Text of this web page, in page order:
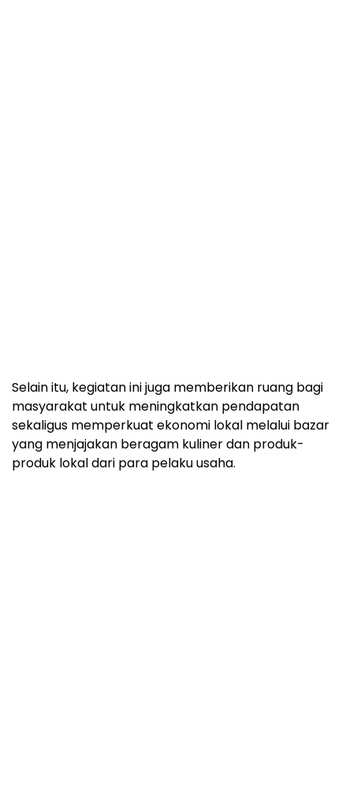
Selain itu, kegiatan ini juga memberikan ruang bagi
masyarakat untuk meningkatkan pendapatan
sekaligus memperkuat ekonomi lokal melalui bazar
yang menjajakan beragam kuliner dan produk-
produk lokal dari para pelaku usaha.